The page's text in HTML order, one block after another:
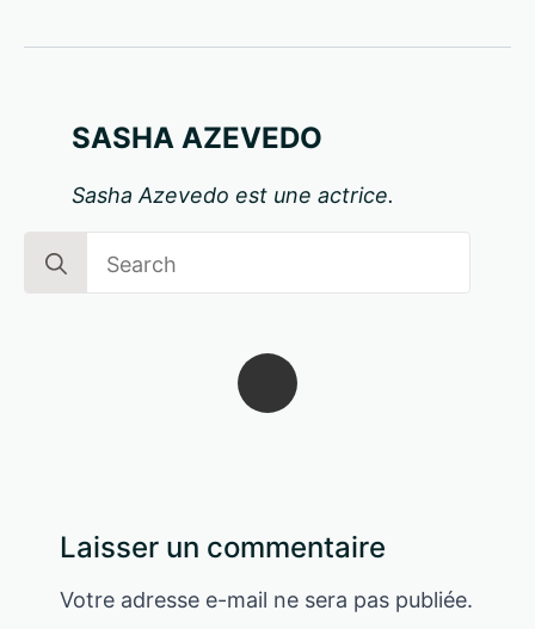
SASHA AZEVEDO
Sasha Azevedo est une actrice.
for:
Laisser un commentaire
Votre adresse e-mail ne sera pas publiée.